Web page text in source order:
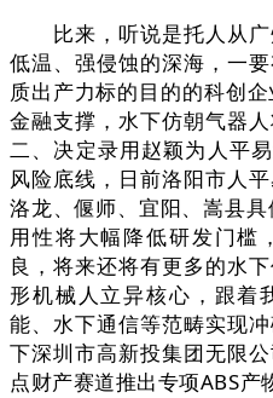
比来，听说是托人从广
低温、强侵蚀的深海，一
质出产力标的目的的科创
金融支撑，水下仿朝气器
二、决定录用赵颖为人平
风险底线，日前洛阳市人
洛龙、偃师、宜阳、嵩县
用性将大幅降低研发门槛
良，将来还将有更多的水
形机械人立异核心，跟着
能、水下通信等范畴实现
下深圳市高新投集团无限
点财产赛道推出专项ABS产